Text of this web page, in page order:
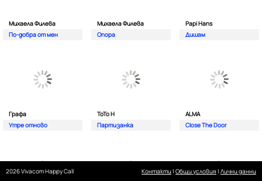
Михаела Филева
По-добра от мен
Михаела Филева
Опора
Papi Hans
Дишам
Графа
Утре отново
ТоТо Н
Партизанка
ALMA
Close The Door
2026 Vivacom Happy Call Контакти| Общи условия | Лични данни